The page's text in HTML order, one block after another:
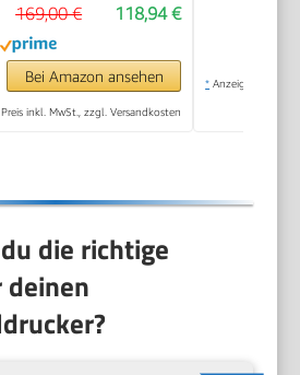
118,94 €
169,00 €
Bei Amazon ansehen
Preis inkl. MwSt., zzgl. Versandkosten
* Anzeige
die richtige